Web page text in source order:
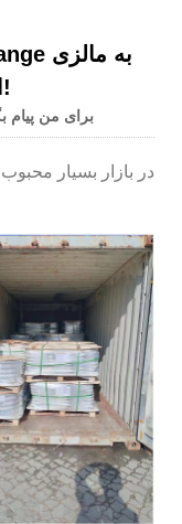
ارسال می شود!
برای من پیام
در بازار بسیار